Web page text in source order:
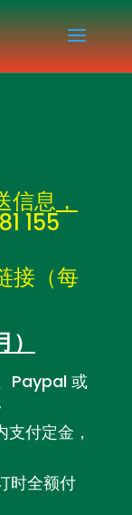
信息 ，
155
接（每
Paypal 或
付定金，
时全额付